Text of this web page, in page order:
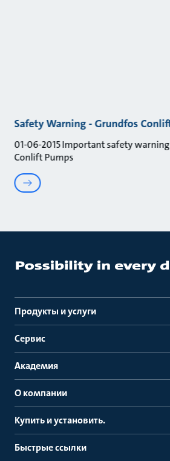
Safety Warning - Grundfos
01-06-2015 Important safety
Conlift Pumps
Продукты и услуги
Сервис
Академия
О компании
Купить и установить.
Быстрые ссылки